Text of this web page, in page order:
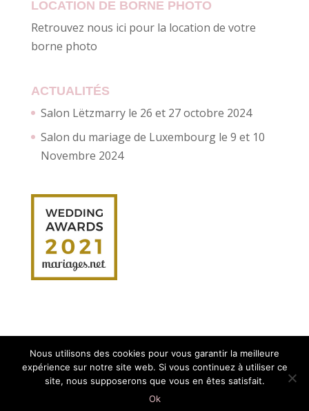
LOCATION DE BORNE PHOTO
Retrouvez nous ici pour la location de votre
borne photo
ACTUALITÉS
Salon Lëtzmarry le 26 et 27 octobre 2024
Salon du mariage de Luxembourg le 9 et 10
Novembre 2024
Création site internet : Myriam Corbet
Webcommunication
Nous utilisons des cookies pour vous garantir la meilleure
expérience sur notre site web. Si vous continuez à utiliser ce
site, nous supposerons que vous en êtes satisfait.
Ok